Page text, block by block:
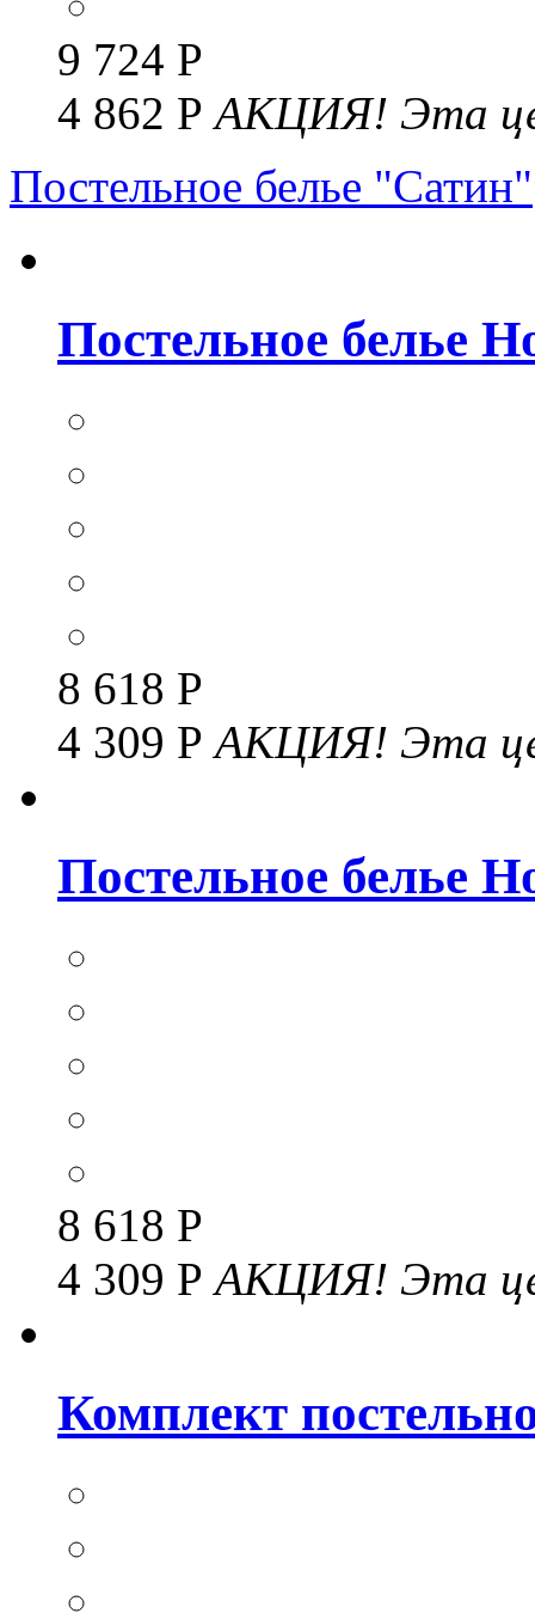
9 724 Р
4 862 РАКЦИЯ! Эта
Постельное белье "Сатин"
Постельное белье
8 618 Р
4 309 РАКЦИЯ! Эта
Постельное белье
8 618 Р
4 309 РАКЦИЯ! Эта
Комплект